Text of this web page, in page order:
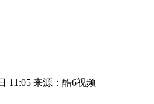
11:05 来源：酷6视频